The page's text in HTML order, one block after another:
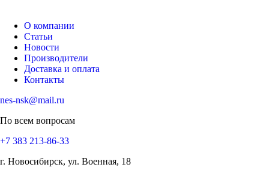
О компании
Статьи
Новости
Производители
Доставка и оплата
Контакты
nes-nsk@mail.ru
По всем вопросам
+7 383 213-86-33
г. Новосибирск, ул. Военная, 18